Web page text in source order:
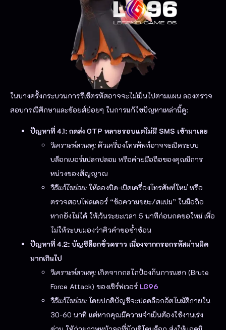
ในบางครั้งกระบวนการรีเซ็ตรหัสอาจจะไม่เป็นไปตามแผน ลองตรวจ
สอบกรณีศึกษาและช้อยส์ย่อยๆ ในการแก้ไขปัญหาเหล่านี้ดู:
ปัญหาที่ 4.1: กดส่ง OTP หลายรอบแต่ไม่มี SMS เข้ามาเลย
วิเคราะห์สาเหตุ: ตัวเครื่องโทรศัพท์อาจจะเปิดระบบ
บล็อกเบอร์แปลกปลอม หรือค่ายมือถือของคุณมีการ
หน่วงของสัญญาณ
วิธีแก้ไขย่อย: ให้ลองปิด-เปิดเครื่องโทรศัพท์ใหม่ หรือ
ตรวจสอบโฟลเดอร์ “ข้อความขยะ/สแปม” ในมือถือ
หากยังไม่ได้ ให้เว้นระยะเวลา 5 นาทีก่อนกดขอใหม่ เพื่อ
ไม่ให้ระบบมองว่าคิวคำขอซ้ำซ้อน
ปัญหาที่ 4.2: บัญชีล็อกชั่วคราว เนื่องจากกรอกรหัสผ่านผิด
มากเกินไป
วิเคราะห์สาเหตุ: เกิดจากกลไกป้องกันการแฮก (Brute
Force Attack) ของเซิร์ฟเวอร์ LG96
วิธีแก้ไขย่อย: โดยปกติบัญชีจะปลดล็อกอัตโนมัติภายใน
30-60 นาที แต่หากคุณมีความจำเป็นต้องใช้งานเร่ง